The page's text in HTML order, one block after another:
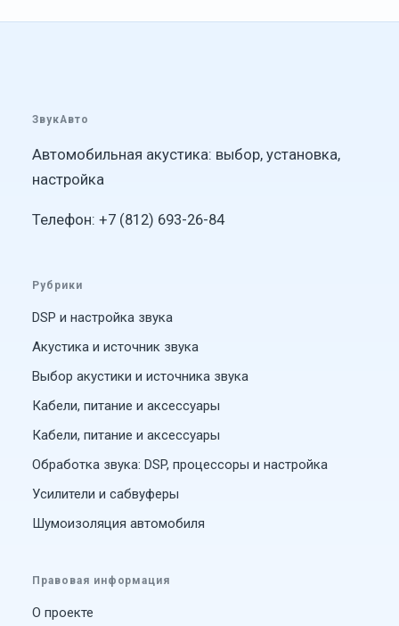
ЗвукАвто
Автомобильная акустика: выбор, установка,
настройка
Телефон: +7 (812) 693-26-84
Рубрики
DSP и настройка звука
Акустика и источник звука
Выбор акустики и источника звука
Кабели, питание и аксессуары
Кабели, питание и аксессуары
Обработка звука: DSP, процессоры и настройка
Усилители и сабвуферы
Шумоизоляция автомобиля
Правовая информация
О проекте